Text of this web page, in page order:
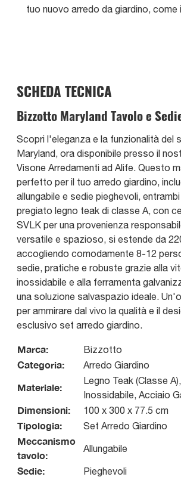
tuo nuovo arredo da giardino, come
SCHEDA TECNICA
Bizzotto Maryland Tavolo e
Scopri l'eleganza e la funzionalità del
Maryland, ora disponibile presso il
Visone Arredamenti ad Alife. Questo
perfetto per il tuo arredo giardino,
allungabile e sedie pieghevoli,
pregiato legno teak di classe A, con
SVLK per una provenienza
versatile e spazioso, si estende da
accogliendo comodamente 8-12
sedie, pratiche e robuste grazie alla
inossidabile e alla ferramenta
una soluzione salvaspazio ideale.
per ammirare dal vivo la qualità e il
esclusivo set arredo giardino.
Marca: Bizzotto
Categoria: Arredo Giardino
Materiale:
Legno Teak (Classe
Inossidabile, Acciaio
Dimensioni: 100 x 300 x 77.5 cm
Tipologia: Set Arredo Giardino
Meccanismo
tavolo:
Allungabile
Sedie: Pieghevoli